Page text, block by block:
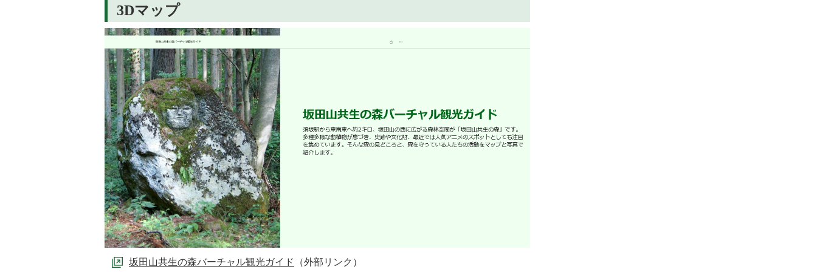
3Dマップ
坂田山共生の森バーチャル観光ガイド （外部リンク）